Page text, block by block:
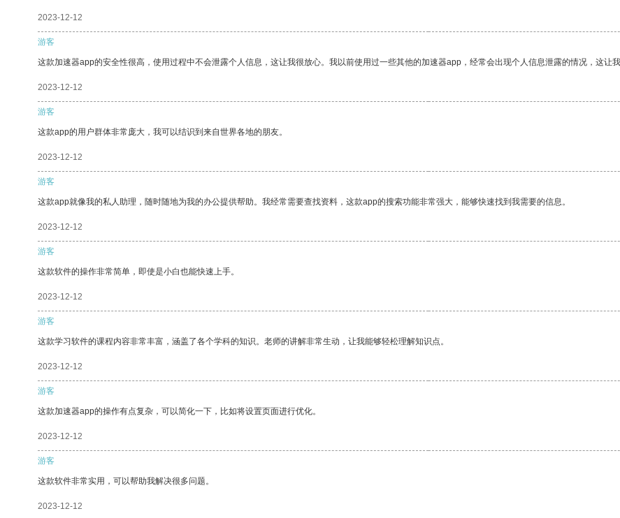
2023-12-12
游客
这款加速器app的安全性很高，使用过程中不会泄露个人信息，这让我很放心。我以前使用过一些其他的加速器app，经常会出现个人信息泄露的情况，这让我
2023-12-12
游客
这款app的用户群体非常庞大，我可以结识到来自世界各地的朋友。
2023-12-12
游客
这款app就像我的私人助理，随时随地为我的办公提供帮助。我经常需要查找资料，这款app的搜索功能非常强大，能够快速找到我需要的信息。
2023-12-12
游客
这款软件的操作非常简单，即使是小白也能快速上手。
2023-12-12
游客
这款学习软件的课程内容非常丰富，涵盖了各个学科的知识。老师的讲解非常生动，让我能够轻松理解知识点。
2023-12-12
游客
这款加速器app的操作有点复杂，可以简化一下，比如将设置页面进行优化。
2023-12-12
游客
这款软件非常实用，可以帮助我解决很多问题。
2023-12-12